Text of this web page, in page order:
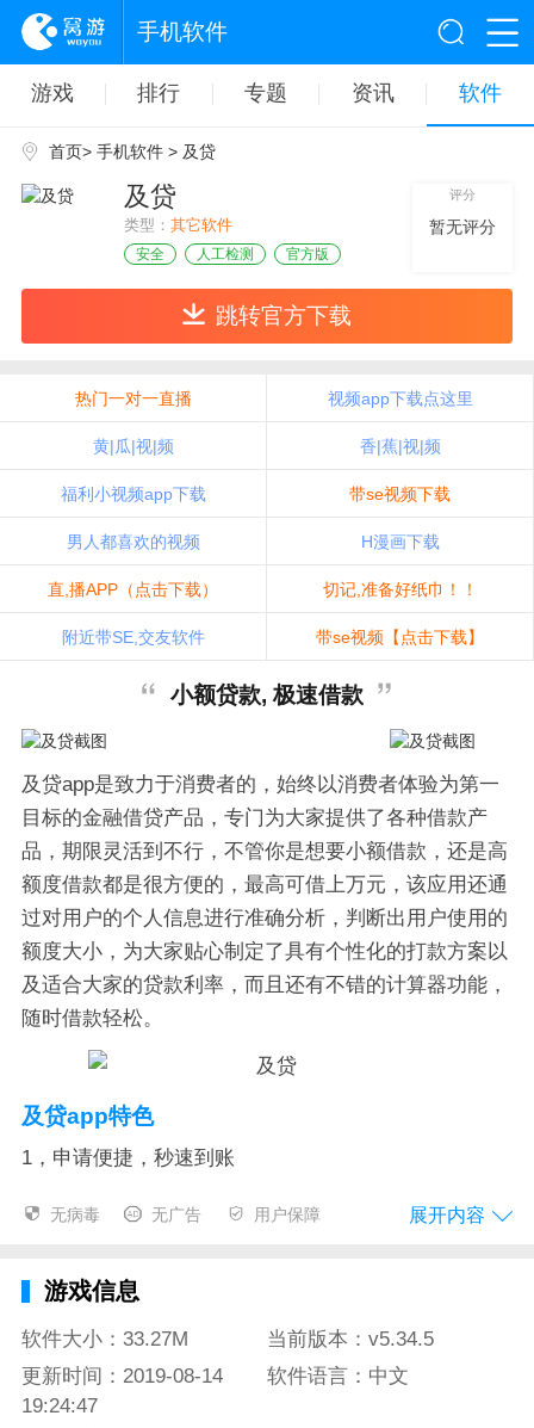
手机软件
游戏 排行 专题 资讯 软件
首页> 手机软件> 及贷
及贷
类型： 其它软件
安全 人工检测 官方版
评分
暂无评分
跳转官方下载
热门一对一直播 视频app下载点这里
黄|瓜|视|频 香|蕉|视|频
福利小视频app下载 带se视频下载
男人都喜欢的视频 H漫画下载
直,播APP（点击下载） 切记,准备好纸巾！！
附近带SE,交友软件 带se视频【点击下载】
小额贷款, 极速借款
及贷app是致力于消费者的，始终以消费者体验为第一
目标的金融借贷产品，专门为大家提供了各种借款产
品，期限灵活到不行，不管你是想要小额借款，还是高
额度借款都是很方便的，最高可借上万元，该应用还通
过对用户的个人信息进行准确分析，判断出用户使用的
额度大小，为大家贴心制定了具有个性化的打款方案以
及适合大家的贷款利率，而且还有不错的计算器功能，
随时借款轻松。
及贷app特色
1，申请便捷，秒速到账
最开始的话1000元起借，月入2000元即可申请更高额的
2，无忧借款
无需事物或者虚物担保，只要填写的信息准确就能有额
度，高达10万元
3，极速放款
无病毒 无广告 用户保障 展开内容
游戏信息
软件大小：33.27M
当前版本：v5.34.5
更新时间：2019-08-14
19:24:47
软件语言：中文